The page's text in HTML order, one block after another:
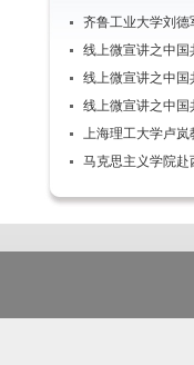
齐鲁工业大学刘德
线上微宣讲之中国
线上微宣讲之中国
线上微宣讲之中国
上海理工大学卢岚
马克思主义学院赴